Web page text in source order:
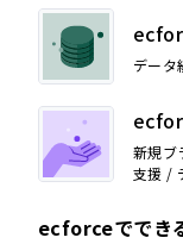
データ
新規ブ
支援 /
ecforceででき